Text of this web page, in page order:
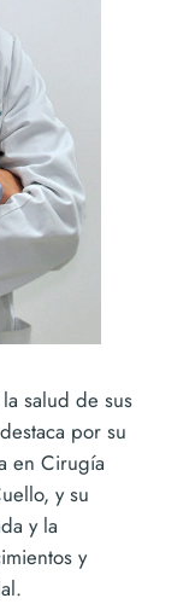
salud de sus
por su
en Cirugía
y su
y la
y